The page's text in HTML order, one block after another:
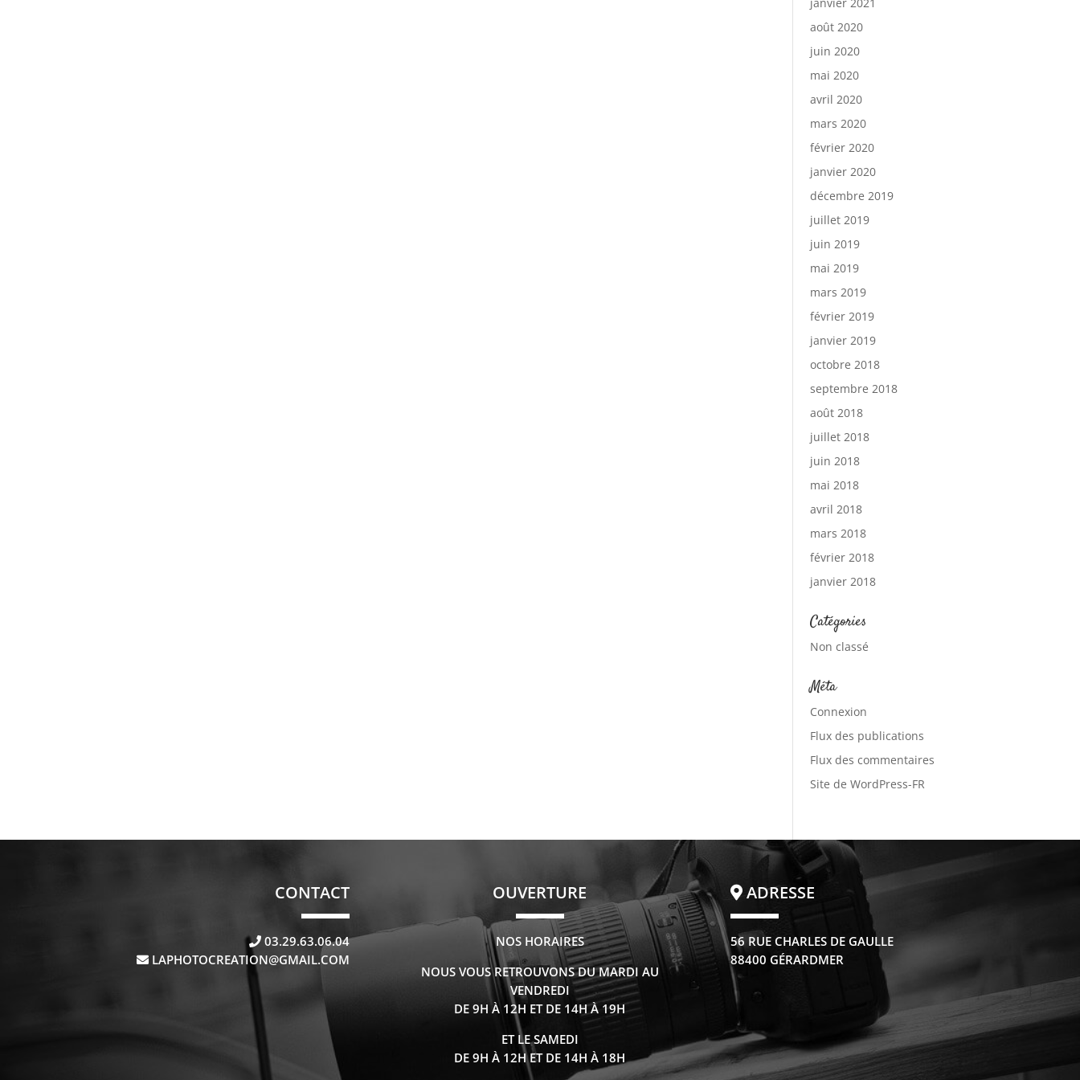
août 2020
juin 2020
mai 2020
avril 2020
mars 2020
février 2020
janvier 2020
décembre 2019
juillet 2019
juin 2019
mai 2019
mars 2019
février 2019
janvier 2019
octobre 2018
septembre 2018
août 2018
juillet 2018
juin 2018
mai 2018
avril 2018
mars 2018
février 2018
janvier 2018
Catégories
Non classé
Méta
Connexion
Flux des publications
Flux des commentaires
Site de WordPress-FR
CONTACT
03.29.63.06.04
LAPHOTOCREATION@GMAIL.COM
OUVERTURE
NOS HORAIRES
NOUS VOUS RETROUVONS DU MARDI AU
VENDREDI
DE 9H À 12H ET DE 14H À 19H
ET LE SAMEDI
DE 9H À 12H ET DE 14H À 18H
ADRESSE
56 RUE CHARLES DE GAULLE
88400 GÉRARDMER